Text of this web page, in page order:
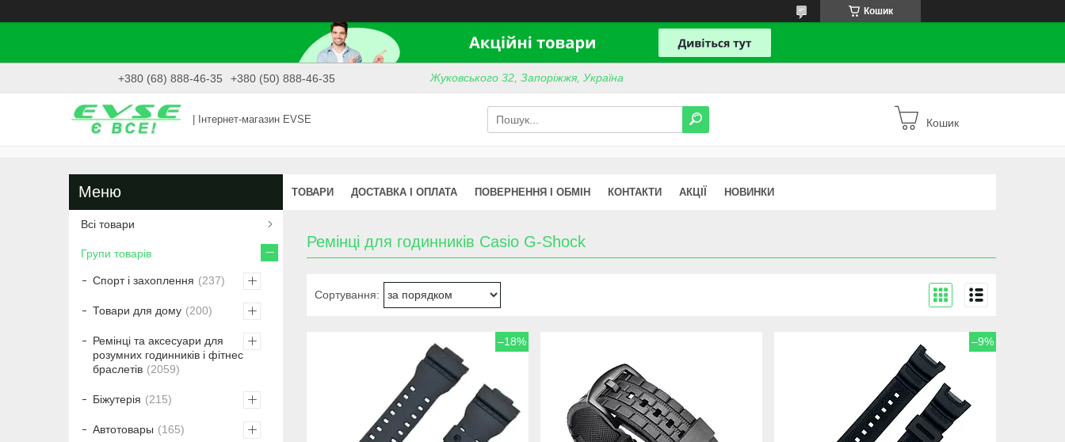
Кошик
+380 (68) 888-46-35 +380 (50) 888-46-35 Жуковського 32, Запоріжжя, Україна
| Інтернет-магазин EVSE Кошик
ТОВАРИ ДОСТАВКА І ОПЛАТА ПОВЕРНЕННЯ І ОБМІН КОНТАКТИ АКЦІЇ НОВИНКИ
Ремінці для годинників Casio G-Shock
–18% –9%
Всі товари
Групи товарів
Спорт і захоплення 237
Товари для дому 200
Ремінці та аксесуари для
розумних годинників і фітнес
браслетів
2059
Біжутерія 215
Автотовары 165